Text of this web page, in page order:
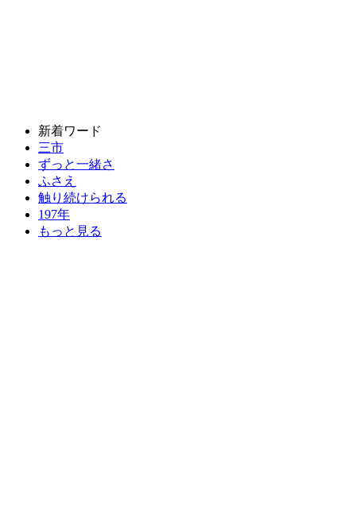
新着ワード
三市
ずっと一緒さ
ふさえ
触り続けられる
197年
もっと見る